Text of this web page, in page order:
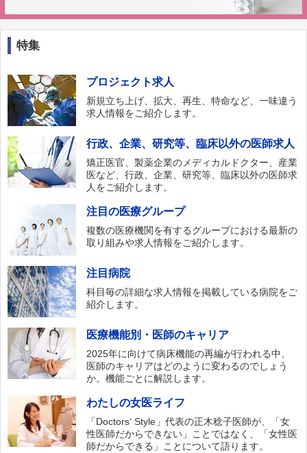
特集
プロジェクト求人
新規立ち上げ、拡大、再生、特命など、一味違う
求人情報をご紹介します。
行政、企業、研究等、臨床以外の医師求人
矯正医官、製薬企業のメディカルドクター、産業
医など、行政、企業、研究等、臨床以外の医師求
人をご紹介します。
注目の医療グループ
複数の医療機関を有するグループにおける最新の
取り組みや求人情報をご紹介します。
注目病院
科目毎の詳細な求人情報を掲載している病院をご
紹介します。
医療機能別・医師のキャリア
2025年に向けて病床機能の再編が行われる中、
医師のキャリアはどのように変わるのでしょう
か。機能ごとに解説します。
わたしの女医ライフ
「Doctors‘ Style」代表の正木稔子医師が、「女
性医師だからできない」ことではなく、「女性医
師だからできる」ことについて語ります。